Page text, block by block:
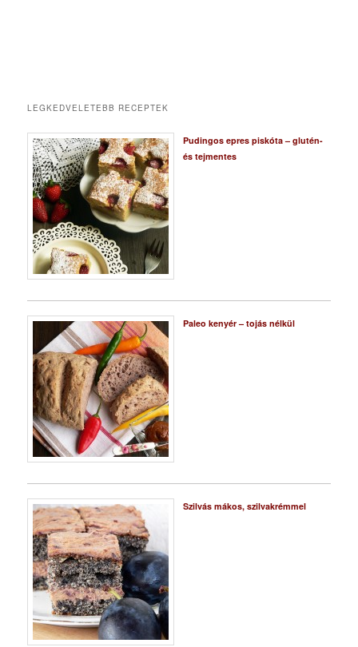
LEGKEDVELETEBB RECEPTEK
Pudingos epres piskóta – glutén-
és tejmentes
Paleo kenyér – tojás nélkül
Szilvás mákos, szilvakrémmel